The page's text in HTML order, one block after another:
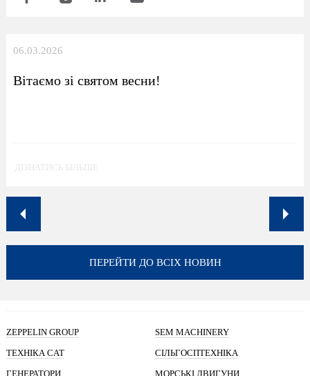
06.03.2026
Вітаємо зі святом весни!
ДІЗНАТИСЬ БІЛЬШЕ
ПЕРЕЙТИ ДО ВСІХ НОВИН
ZEPPELIN GROUP
SEM MACHINERY
ТЕХНІКА CAT
СІЛЬГОСПТЕХНІКА
ГЕНЕРАТОРИ
МОРСЬКІ ДВИГУНИ